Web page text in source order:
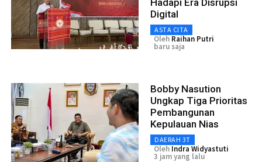
Digital
ASTA CITA
Oleh Raihan Putri
baru saja
Bobby Nasution
Ungkap Tiga Prioritas
Pembangunan
Kepulauan Nias
DAERAH 3T
Oleh Indra Widyastuti
3 jam yang lalu